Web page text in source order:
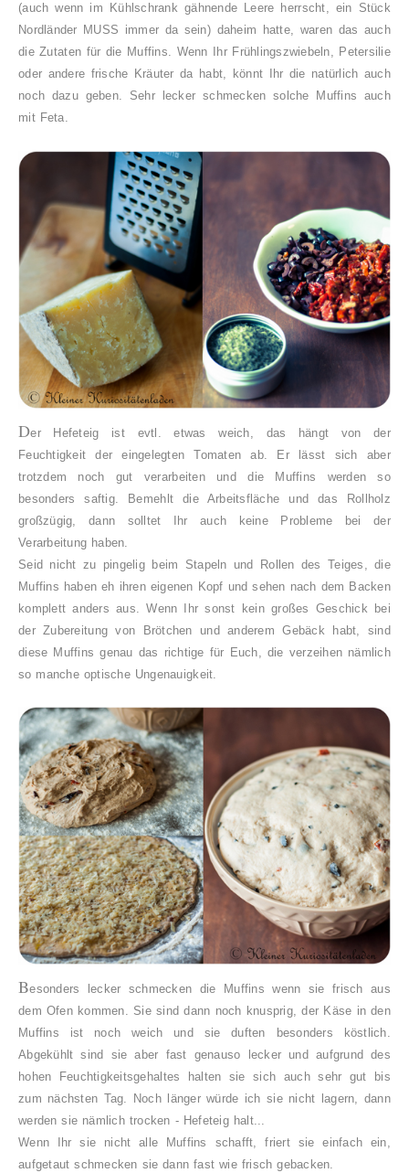
(auchwenn im Kühlschrank gähnende Leere herrscht, ein Stück
Nordländer MUSS immer da sein) daheim hatte, waren das auch
die Zutaten für die Muffins. Wenn Ihr Frühlingszwiebeln, Petersilie
oder andere frische Kräuter da habt, könnt Ihr die natürlich auch
noch dazu geben. Sehr lecker schmecken solche Muffins auch
mit Feta.
Der Hefeteig ist evtl. etwas weich, das hängt von der
Feuchtigkeit der eingelegten Tomaten ab. E r lässt sich aber
trotzdem noch gut verarbeitenund die Muffins werden so
besonders saftig.
Bemehlt die Arbeitsfläche und das Rollholz
großzügig, dann solltet Ihr auch keine Probleme bei
der
Verarbeitung haben.
Seid nicht zu pingeligbeim Stapeln und Rollen des Teiges, die
Muffins haben eh ihren eigenen Kopf und sehen nach dem Backen
komplett anders aus. Wenn Ihr sonst kein großes Geschick bei
der Zubereitung von Brötchen und anderem Gebäck habt, sind
diese Muffins genau das richtige für Euch, die verzeihen nämlich
so manche optische Ungenauigkeit.
Besonders lecker schmecken die Muffins wenn sie frisch aus
dem Ofen kommen. Sie sind dann noch knusprig, der Käse in den
Muffins ist noch weich und sie duften besonders köstlich.
Abgekühlt sind sie aber fast genauso lecker und aufgrund des
hohen Feuchtigkeitsgehaltes halten sie sich auch sehr gut bis
zum nächsten Tag. Noch länger würde ich sie nicht lagern, dann
werden sie nämlich trocken - Hefeteig halt...
Wenn
Ihr sie nichtalle Muffins schafft, friert sie einfach ein,
aufgetaut schmecken sie dannfast wie frisch gebacken.